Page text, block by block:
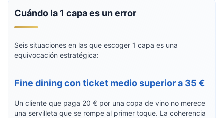
Cuándo la 1 capa es un error
Seis situaciones en las que escoger 1 capa es una
equivocación estratégica:
Fine dining con ticket medio superior a 35 €
Un cliente que paga 20 € por una copa de vino no merece
una servilleta que se rompe al primer toque. La coherencia